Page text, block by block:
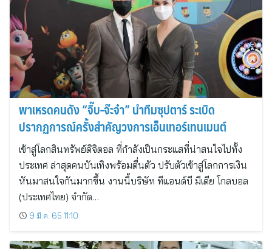
พาเหรดคนดัง “จิ๊บ-จ๊ะจ๋า” นำทีมซุปตาร์ ระเบิด
ปรากฏการณ์ครั้งสำคัญวงการเอ็นเทอร์เทนเมนต์
เข้าสู่โลกสินทรัพย์ดิจิตอล ที่กำลังเป็นกระแสที่น่าสนใจไปทั้ง
ประเทศ ล่าสุดคนบันเทิงพร้อมตื่นตัว ปรับตัวเข้าสู่โลกการเงิน
หันมาสนใจกันมากขึ้น งานนี้บริษัท ทีแอนด์บี มีเดีย โกลบอล
(ประเทศไทย) จำกัด…
9 มี.ค. 65 11:10